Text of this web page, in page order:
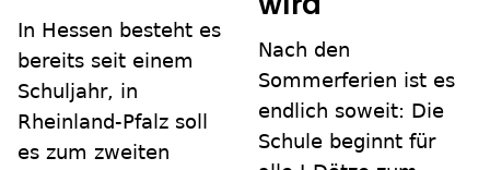
In Hessen besteht es
bereits seit einem
Schuljahr, in
Rheinland-Pfalz soll
es zum zweiten
Nach den
Sommerferien ist es
endlich soweit: Die
Schule beginnt für